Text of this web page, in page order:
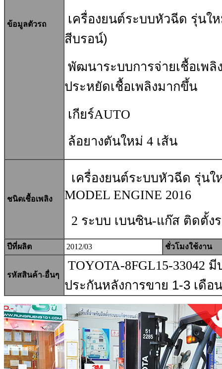
ข้อมูลตัวรถ
เครื่องยนต์ระบบหัวฉีด รุ่นใ
สีบรอน์)
พัฒนาระบบการจ่ายเชื้อเพ
ประหยัดเชื้อเพลิงมากขึ้น
เกียร์AUTO
ล้อยางตันใหม่ 4 เส้น
ชนิดเชื้อเพลิง
เครื่องยนต์ระบบหัวฉีด รุ่นใ
MODEL ENGINE 2016
2 ระบบ เบนซิน-แก๊ส ติดตั้ง
ปีที่ผลิต 2012/03 ชั่วโมงใช้งาน
รหัสสินค้า-อื่นๆ
TOYOTA-8FGL15-33042
ประกันหลังการขาย 1-3 เดือน